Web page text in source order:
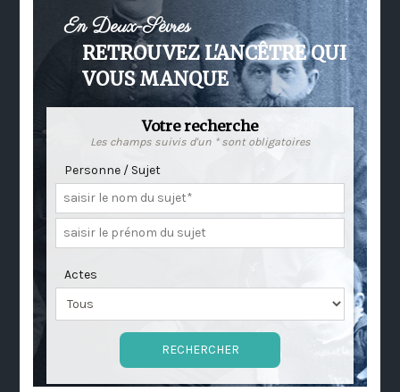
En Deux-Sèvres
RETROUVEZ L'ANCÊTRE QUI
VOUS MANQUE
Votre recherche
Les champs suivis d'un * sont obligatoires
Personne / Sujet
Actes